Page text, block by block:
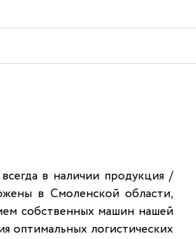
в наличии продукция /
в Смоленской области,
собственных машин нашей
оптимальных логистических